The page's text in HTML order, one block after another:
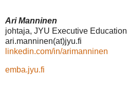
Ari Manninen
johtaja, JYU Executive Education
ari.manninen(at)jyu.fi
linkedin.com/in/arimanninen
emba.jyu.fi